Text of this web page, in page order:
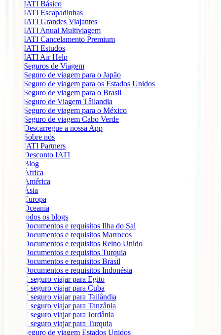
IATI Básico
IATI Escapadinhas
IATI Grandes Viajantes
IATI Anual Multiviagem
IATI Cancelamento Premium
IATI Estudos
IATI Air Help
Seguros de Viagem
Seguro de viagem para o Japão
Seguro de viagem para os Estados Unidos
Seguro de viagem para o Brasil
Seguro de Viagem Tâilandia
Seguro de viagem para o México
Seguro de viagem Cabo Verde
Descarregue a nossa App
Sobre nós
IATI Partners
Desconto IATI
Blog
África
América
Ásia
Europa
Oceanía
todos os blogs
Documentos e requisitos Ilha do Sal
Documentos e requisitos Marrocos
Documentos e requisitos Reino Unido
Documentos e requisitos Turquia
Documentos e requisitos Brasil
Documentos e requisitos Indonésia
É seguro viajar para Egito
É seguro viajar para Cuba
É seguro viajar para Tailândia
É seguro viajar para Tanzânia
É seguro viajar para Jordânia
É seguro viajar para Turquia
Seguro de viagem Estados Unidos